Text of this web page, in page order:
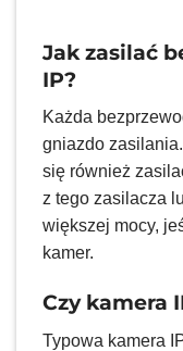
Jak zasilać
IP?
Każda
gniazdo
się również
z tego zasilacza
większej mocy,
kamer.
Czy kamera
Typowa kamera